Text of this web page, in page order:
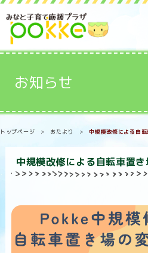
お知らせ
トップページ > おたより >中規模改修による自
中規模改修による自転車置